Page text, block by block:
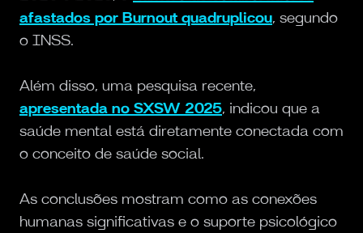
afastados por Burnout quadruplicou, segundo
o INSS.
Além disso, uma pesquisa recente,
apresentada no SXSW 2025, indicou que a
saúde mental está diretamente conectada com
o conceito de saúde social.
As conclusões mostram como as conexões
humanas significativas e o suporte psicológico